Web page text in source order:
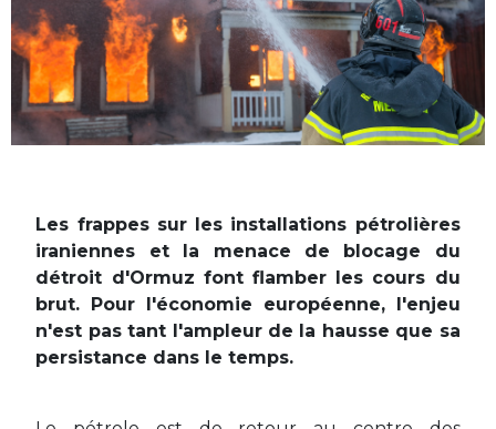
Les frappes sur les installations pétrolières
iraniennes et la menace de blocage du
détroit d'Ormuz font flamber les cours du
brut. Pour l'économie européenne, l'enjeu
n'est pas tant l'ampleur de la hausse que sa
persistance dans le temps.